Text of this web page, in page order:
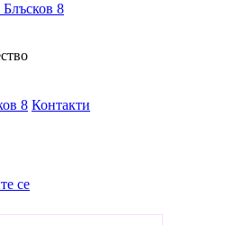
8
8 Контакти
се